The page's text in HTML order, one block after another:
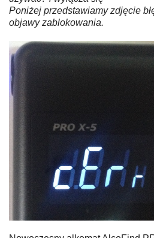
Poniżej przedstawiamy zdjęcie
objawy zablokowania.